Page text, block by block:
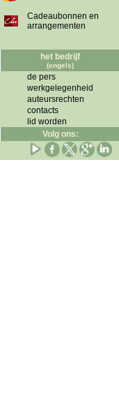
Cadeaubonnen en
arrangementen
het bedrijf
(engels)
de pers
werkgelegenheid
auteursrechten
contacts
lid worden
Volg ons: